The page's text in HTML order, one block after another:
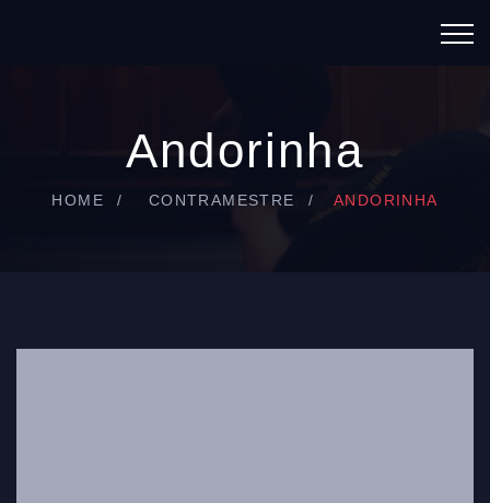
Andorinha
HOME CONTRAMESTRE ANDORINHA